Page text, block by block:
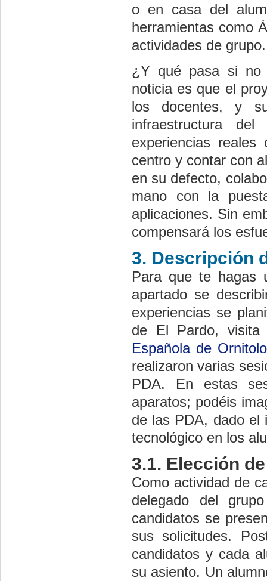
o en casa del
herramientas como
actividades de grupo.
¿Y qué pasa si no
noticia es que el
los docentes, y
infraestructura
experiencias
centro y contar con
en su defecto,
mano con la
aplicaciones. Sin
compensará los
3. Descripción
Para que te hagas
apartado se
experiencias se
de El Pardo,
Española de
realizaron varias
PDA. En estas
aparatos; podéis
de las PDA, dado el
tecnológico en los
3.1. Elección
Como actividad de
delegado del
candidatos se
sus solicitudes.
candidatos y cada
su asiento. Un